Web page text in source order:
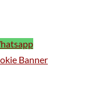
Banner